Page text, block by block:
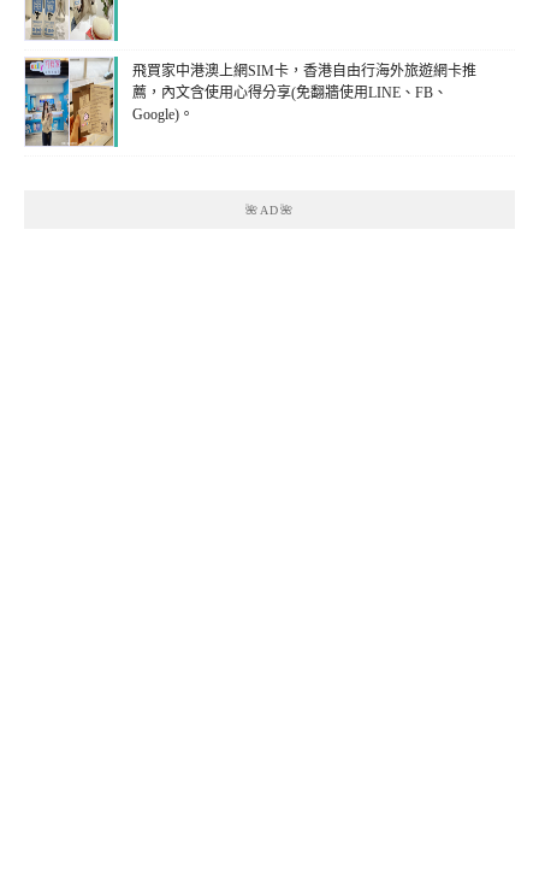
飛買家中港澳上網SIM卡，香港自由行海外旅遊網卡推
薦，內文含使用心得分享(免翻牆使用LINE、FB、
Google)。
🌺AD🌺